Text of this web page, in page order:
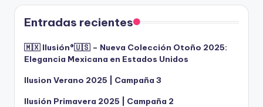
Entradas recientes
🇲🇽 Ilusión®️🇺🇸 – Nueva Colección Otoño 2025:
Elegancia Mexicana en Estados Unidos
Ilusion Verano 2025 | Campaña 3
Ilusión Primavera 2025 | Campaña 2